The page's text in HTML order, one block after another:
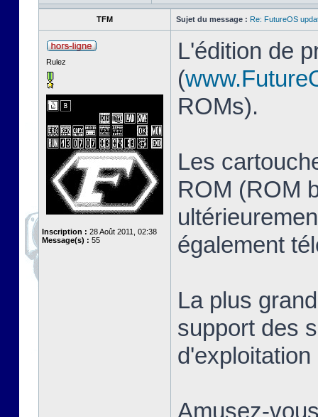
TFM Sujet du message : Re: FutureOS
Rulez
Inscription : 28 Août 2011, 02:38
Message(s) : 55
L'édition de
(
ROMs).
Les
ROM (ROM
également
La plus
support des
Amusez-